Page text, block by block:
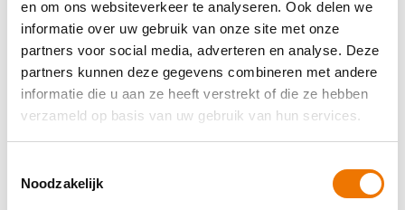
en om ons websiteverkeer te analyseren. Ook delen we
informatie over uw gebruik van onze site met onze
partners voor social media, adverteren en analyse. Deze
partners kunnen deze gegevens combineren met andere
informatie die u aan ze heeft verstrekt of die ze hebben
verzameld op basis van uw gebruik van hun services.
Noodzakelijk
Application error: a client-side exception has occurred (see the